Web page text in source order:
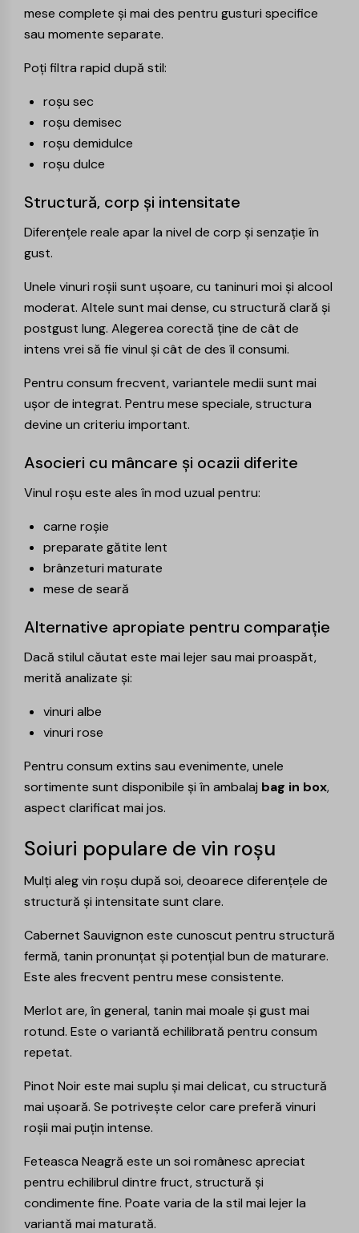
mese complete și mai des pentru gusturi specifice
sau momente separate.
Poți filtra rapid după stil:
roșu sec
roșu demisec
roșu demidulce
roșu dulce
Structură, corp și intensitate
Diferențele reale apar la nivel de corp și senzație în
gust.
Unele vinuri roșii sunt ușoare, cu taninuri moi și alcool
moderat. Altele sunt mai dense, cu structură clară și
postgust lung. Alegerea corectă ține de cât de
intens vrei să fie vinul și cât de des îl consumi.
Pentru consum frecvent, variantele medii sunt mai
ușor de integrat. Pentru mese speciale, structura
devine un criteriu important.
Asocieri cu mâncare și ocazii diferite
Vinul roșu este ales în mod uzual pentru:
carne roșie
preparate gătite lent
brânzeturi maturate
mese de seară
Alternative apropiate pentru comparație
Dacă stilul căutat este mai lejer sau mai proaspăt,
merită analizate și:
vinuri albe
vinuri rose
Pentru consum extins sau evenimente, unele
sortimente sunt disponibile și în ambalaj bag in box,
aspect clarificat mai jos.
Soiuri populare de vin roșu
Mulți aleg vin roșu după soi, deoarece diferențele de
structură și intensitate sunt clare.
Cabernet Sauvignon este cunoscut pentru structură
fermă, tanin pronunțat și potențial bun de maturare.
Este ales frecvent pentru mese consistente.
Merlot are, în general, tanin mai moale și gust mai
rotund. Este o variantă echilibrată pentru consum
repetat.
Pinot Noireste mai suplu și mai delicat, cu structură
mai ușoară. Se potrivește celor care preferă vinuri
roșii mai puțin intense.
Feteasca Neagră este un soi românesc apreciat
pentru echilibrul dintre fruct, structură și
condimente fine. Poate varia de la stil mai lejer la
variantă mai maturată.